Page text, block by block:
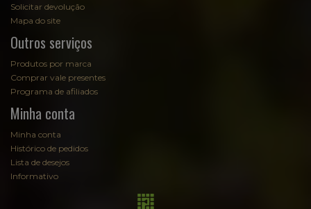
Solicitar devolução
Mapa do site
Outros serviços
Produtos por marca
Comprar vale presentes
Programa de afiliados
Minha conta
Minha conta
Histórico de pedidos
Lista de desejos
Informativo